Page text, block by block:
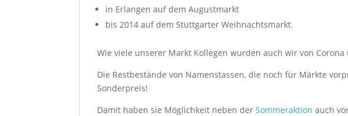
in Erlangen auf dem Augustmarkt
bis 2014 auf dem Stuttgarter Weihnachtsmarkt.
Wie viele unserer Markt Kollegen wurden auch wir von
Die Restbestände von Namenstassen, die noch für Märkte
Sonderpreis!
Damit haben sie Möglichkeit neben derSommeraktion auch